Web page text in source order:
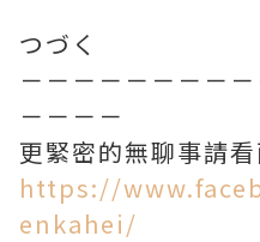
つづく
－－－－－－－－
－－－－
更緊密的無聊事請看
https://
enkahei/